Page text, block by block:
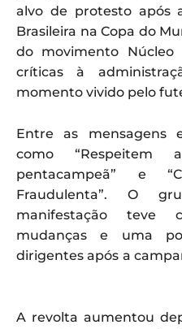
alvo de protesto após
Brasileira na Copa do
do movimento Núcleo
críticas à
momento vivido pelo
Entre as mensagens
como
pentacampeã” e
Fraudulenta”. O
manifestação teve
mudanças e uma
dirigentes após a
A revolta aumentou